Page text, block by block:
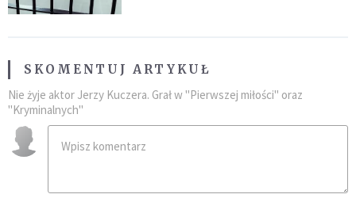
SKOMENTUJ ARTYKUŁ
Nie żyje aktor Jerzy Kuczera. Grał w "Pierwszej miłości" oraz
"Kryminalnych"